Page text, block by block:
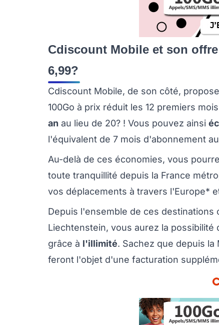
Cdiscount Mobile et son
6,99?
Cdiscount Mobile, de son côté, propose
100Go à prix réduit les 12 premiers
an au lieu de 20? ! Vous pouvez ainsi
l'équivalent de 7 mois d'abonnement
Au-delà de ces économies, vous
toute tranquillité depuis la France
vos déplacements à travers l'Europe*
Depuis l'ensemble de ces
Liechtenstein, vous aurez la
grâce à l'illimité. Sachez que depuis
feront l'objet d'une facturation